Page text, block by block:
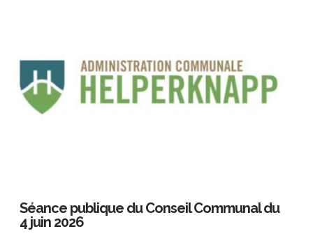
Séance publique du Conseil Communal du
4 juin 2026